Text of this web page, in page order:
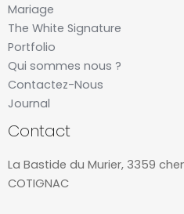
Mariage
The White Signature
Portfolio
Qui sommes nous ?
Contactez-Nous
Journal
Contact
La Bastide du Murier, 3359
COTIGNAC